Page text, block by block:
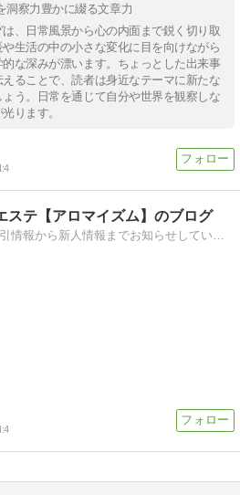
洞察力豊かに綴る文章力
、日常風景から心の内面まで鋭く切り取
生活の中の小さな変化に目を向けながら
な深みが漂います。ちょっとした出来事
ることで、読者は身近なテーマに新たな
う。日常を通じて自分や世界を観察しな
ります。
4
ステ【アロマイズム】のブログ
アロマイズムです。 割引情報から新人情報までお知らせしていきます。たまに普通の日記もありますので是非覗いてみてね！
4